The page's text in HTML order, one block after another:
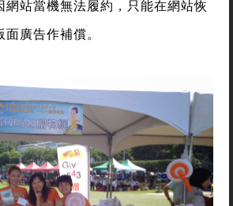
網站當機無法履約，只能在網站恢
廣告作補償。